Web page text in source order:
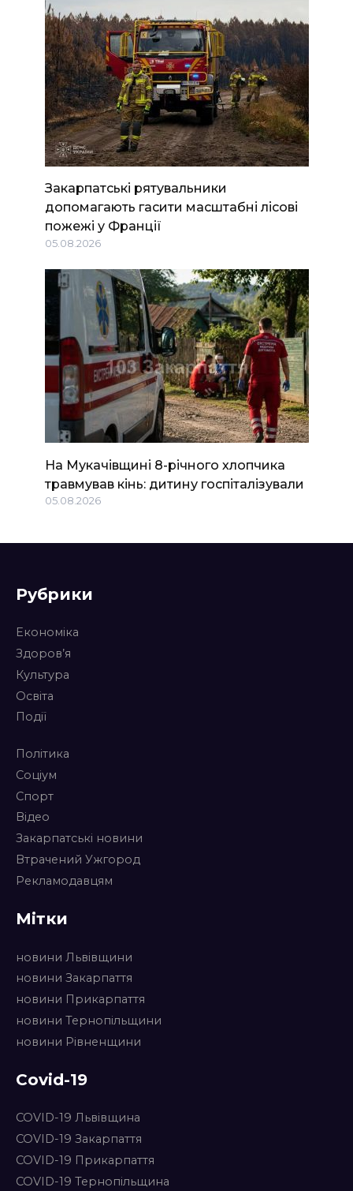
Закарпатські рятувальники
допомагають гасити масштабні лісові
пожежі у Франції
05.08.2026
На Мукачівщині 8-річного хлопчика
травмував кінь: дитину госпіталізували
05.08.2026
Рубрики
Економіка
Здоров’я
Культура
Освіта
Події
Політика
Соціум
Спорт
Відео
Закарпатські новини
Втрачений Ужгород
Рекламодавцям
Мітки
новини Львівщини
новини Закарпаття
новини Прикарпаття
новини Тернопільщини
новини Рівненщини
Covid-19
COVID-19 Львівщина
COVID-19 Закарпаття
COVID-19 Прикарпаття
COVID-19 Тернопільщина